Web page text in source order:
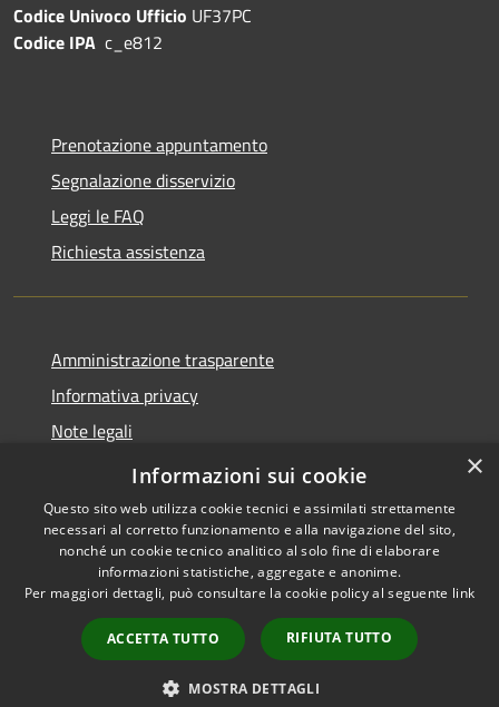
Codice Univoco Ufficio UF37PC
Codice IPA c_e812
Prenotazione appuntamento
Segnalazione disservizio
Leggi le FAQ
Richiesta assistenza
Amministrazione trasparente
Informativa privacy
Note legali
Dichiarazione di accessibilità
Accessibilità
Copyright © 2026 • Comune di
Magliano Sabina • Powered by
Municipium•
Accesso
redazione
×
Informazioni sui cookie
Questo sito web utilizza cookie tecnici e assimilati strettamente
necessari al corretto funzionamento e alla navigazione del sito,
nonché un cookie tecnico analitico al solo fine di elaborare
informazioni statistiche, aggregate e anonime.
Per maggiori dettagli, può consultare la cookie policy al seguente link
ACCETTA TUTTO RIFIUTA TUTTO
MOSTRA DETTAGLI